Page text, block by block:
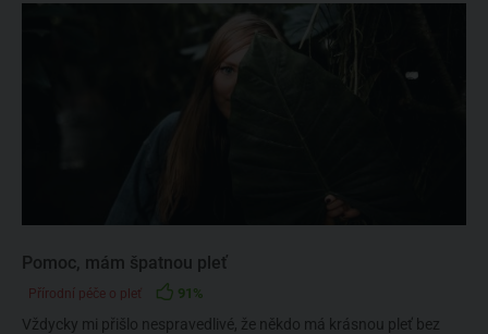
Pomoc, mám špatnou pleť
Přírodní péče o pleť 91%
Vždycky mi přišlo nespravedlivé, že někdo má krásnou pleť bez